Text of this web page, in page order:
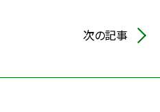
次の記事